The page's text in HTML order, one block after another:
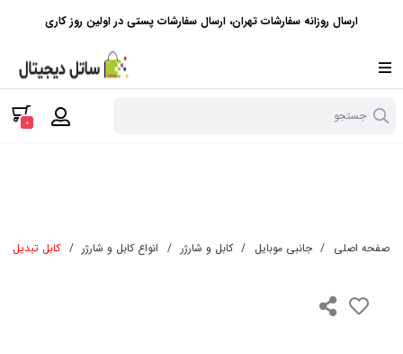
ارسال روزانه سفارشات تهران، ارسال سفارشات پستی در اولین روز کاری
جستجو 0
صفحه اصلی / جانبی موبایل / کابل و شارژر / انواع کابل و شارژر / کابل تبدیل USB به لایتنینگ پاوربانک اوی Awei CL-988